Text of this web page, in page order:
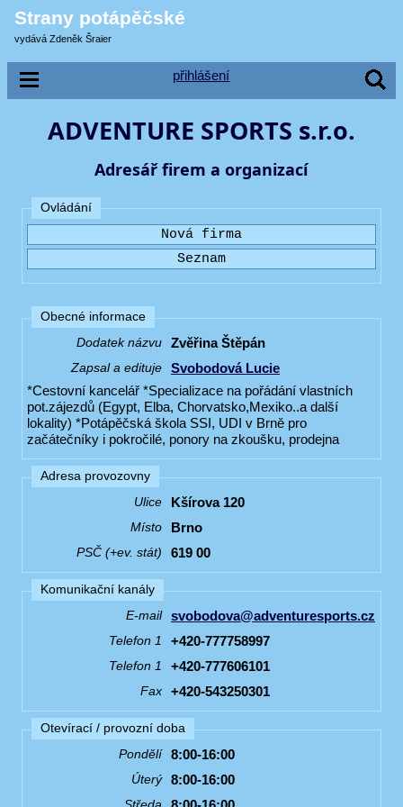
Strany potápěčské
vydává Zdeněk Šraier
přihlášení
ADVENTURE SPORTS s.r.o.
Adresář firem a organizací
Ovládání
Obecné informace
Dodatek názvu
Zvěřina Štěpán
Zapsal a edituje
Svobodová Lucie
*Cestovní kancelář *Specializace na pořádání vlastních
pot.zájezdů (Egypt, Elba, Chorvatsko,Mexiko..a další
lokality) *Potápěčská škola SSI, UDI v Brně pro
začátečníky i pokročilé, ponory na zkoušku, prodejna
Adresa provozovny
Ulice
Kšírova 120
Místo Brno
PSČ (+ev. stát) 619 00
Komunikační kanály
E-mail
svobodova@adventuresports.cz
Telefon 1 +420-777758997
Telefon 1 +420-777606101
Fax +420-543250301
Otevírací / provozní doba
Pondělí
8:00-16:00
Úterý 8:00-16:00
Středa